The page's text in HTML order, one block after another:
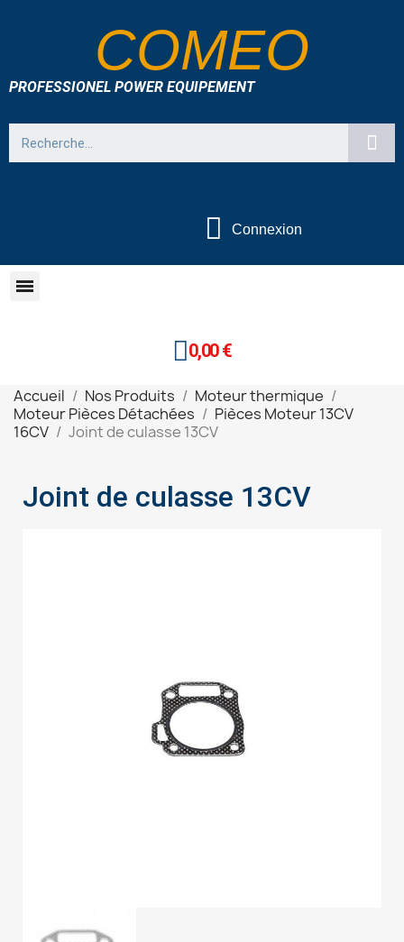
COMEO
PROFESSIONEL POWER EQUIPEMENT
Connexion
0,00 €
Accueil Nos Produits
Moteur thermique
Moteur Pièces Détachées
Pièces Moteur 13CV
16CV
Joint de culasse 13CV
Joint de culasse 13CV